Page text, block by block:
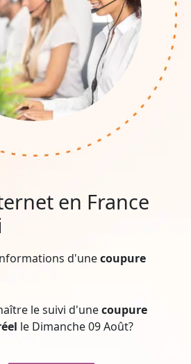
en France
d'unecoupure
le suivi d'unecoupure
le Dimanche 09 Août?